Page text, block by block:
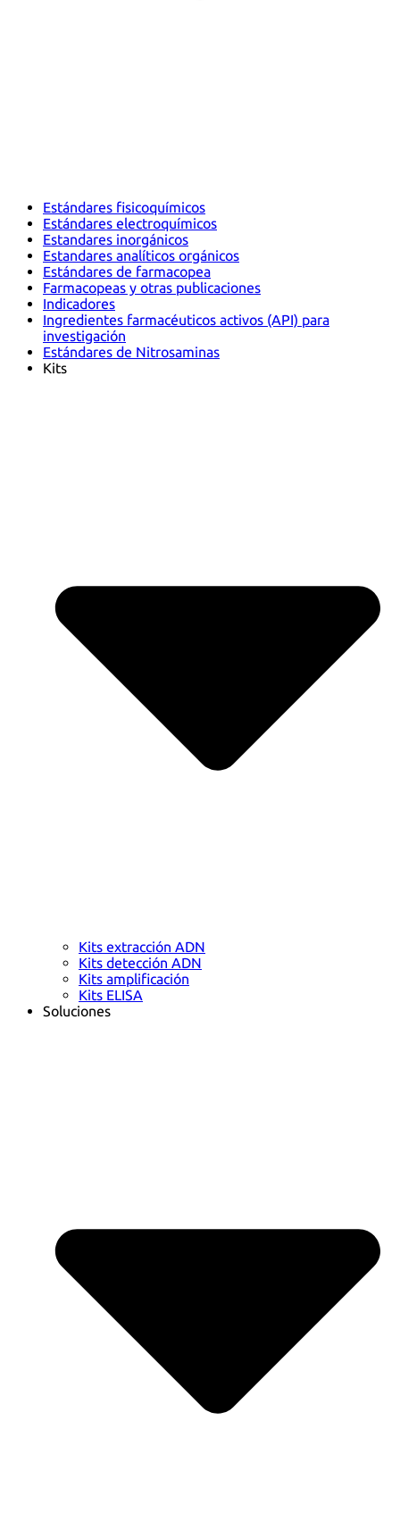
Estándares fisicoquímicos
Estándares electroquímicos
Estandares inorgánicos
Estandares analíticos orgánicos
Estándares de farmacopea
Farmacopeas y otras publicaciones
Indicadores
Ingredientes farmacéuticos activos (API) para
investigación
Estándares de Nitrosaminas
Kits
Kits extracción ADN
Kits detección ADN
Kits amplificación
Kits ELISA
Soluciones